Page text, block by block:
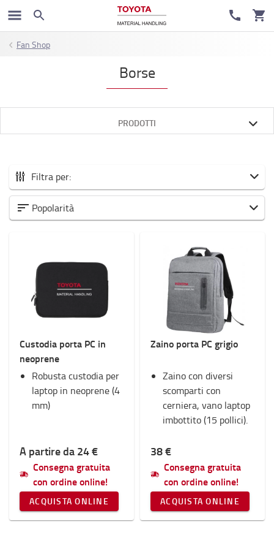
Fan Shop
Borse
PRODOTTI
Filtra per:
Tutti gli Accessori
Batterie ed elettronica
Forche e prolunghe forche
Inverno
Luci
Materiali di consumo
Monopattini e Carrelli con rotelle
Supporto RAM
Fan Shop
Borse(2)
Popolarità
Custodia porta PC in
neoprene
Robusta custodia per
laptop in neoprene (4
mm)
A partire da 24 €
Consegna gratuita
con ordine online!
ACQUISTA ONLINE
Zaino porta PC grigio
Zaino con diversi
scomparti con
cerniera, vano laptop
imbottito (15 pollici).
38 €
Consegna gratuita
con ordine online!
ACQUISTA ONLINE